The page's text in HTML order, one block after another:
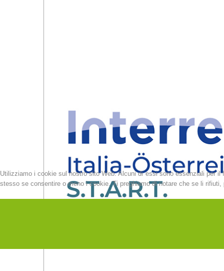
Utilizziamo i cookie sul nostro sito Web. Alcuni di essi sono essenziali per
stesso se consentire o meno i cookie. Ti preghiamo di notare che se li